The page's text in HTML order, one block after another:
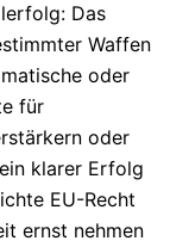
: Das
Waffen
oder
für
oder
klarer Erfolg
EU-Recht
ernst nehmen